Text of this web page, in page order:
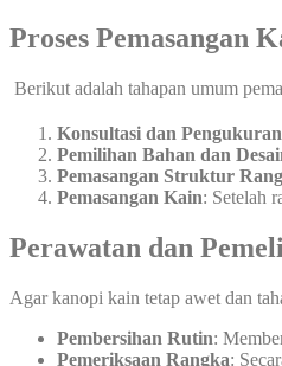
Proses Pemasangan
Berikut adalah tahapan umum
Konsultasi dan Pengukuran
Pemilihan Bahan dan
Pemasangan Struktur
Pemasangan Kain: Setelah
Perawatan dan
Agar kanopi kain tetap awet dan
Pembersihan Rutin:
Pemeriksaan Rangka: